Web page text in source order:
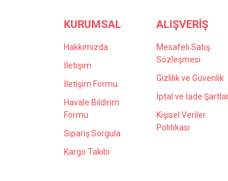
Bu ürüne benzer farklı alternatifler
KURUMSAL
Hakkımızda
İletişim
İletişim Formu
Havale Bildirim
Formu
Sipariş Sorgula
Kargo Takibi
ALIŞVERİŞ
Mesafeli Satış
Sözleşmesi
Gizlilik ve Güvenlik
İptal ve İade
Kişisel Veriler
Politikası